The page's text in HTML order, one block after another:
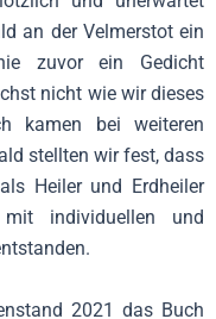
an der Velmerstot ein
zuvor ein Gedicht
nicht wie wir dieses
kamen bei weiteren
stellten wir fest, dass
Heiler und Erdheiler
individuellen und
2021 das Buch